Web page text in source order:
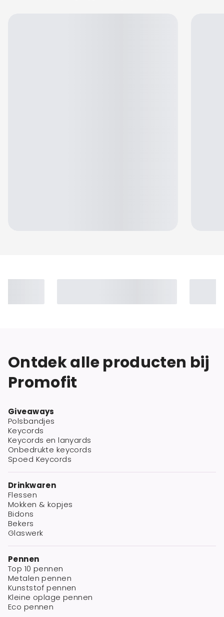
Ontdek alle producten bij
Promofit
Giveaways
Polsbandjes
Keycords
Keycords en lanyards
Onbedrukte keycords
Spoed Keycords
Drinkwaren
Flessen
Mokken & kopjes
Bidons
Bekers
Glaswerk
Pennen
Top 10 pennen
Metalen pennen
Kunststof pennen
Kleine oplage pennen
Eco pennen